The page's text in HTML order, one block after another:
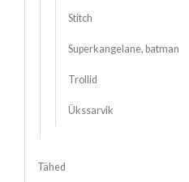
Stitch
Superkangelane, batman
Trollid
Ükssarvik
Tähed